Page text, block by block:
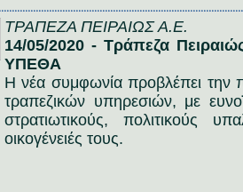
ΤΡΑΠΕΖΑ ΠΕΙΡΑΙΩΣ Α.Ε.
14/05/2020 - Τράπεζα
YΠΕΘΑ
Η νέα συμφωνία προβλέπει την
τραπεζικών υπηρεσιών, με
στρατιωτικούς, πολιτικούς
οικογένειές τους.